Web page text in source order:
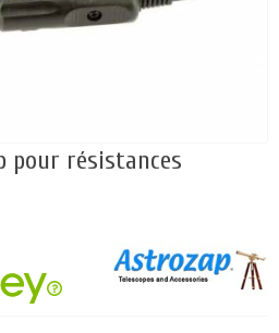
pour résistances